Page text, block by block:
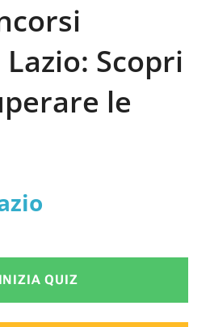
Scopri
le
INIZIA QUIZ